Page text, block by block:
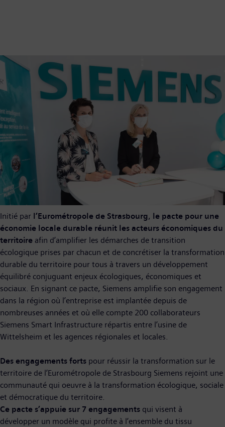
Initié par l’Eurométropole de Strasbourg,
le pacte pour une
économie locale durable réunit les acteurs économiques du
territoire afin d’amplifier les démarches de transition
écologique prises par chacun et de concrétiser la transformation
durable du territoire pour tous à travers un développement
équilibré conjuguant enjeux écologiques, économiques et
sociaux. En signant ce pacte, Siemens amplifie son engagement
dans la région où l’entreprise est implantée depuis de
nombreuses années et où elle compte 200 collaborateurs
Siemens Smart Infrastructure répartis entre l’usine de
Wittelsheim et les agences régionales et locales.
Des engagements forts pour réussir la transformation sur le
territoire de l’Eurométropole de Strasbourg Siemens rejoint une
communauté qui oeuvre à la transformation écologique, sociale
et démocratique du territoire.
Ce pacte s’appuie sur 7 engagements qui visent à
développer un modèle qui profite à l’ensemble du tissu